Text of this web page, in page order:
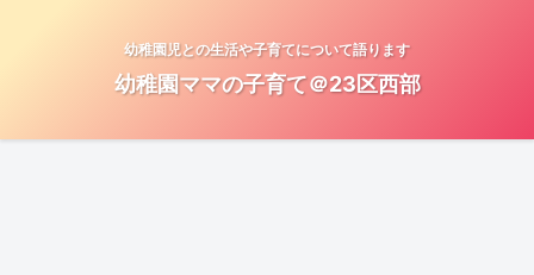
幼稚園児との生活や子育てについて語ります
幼稚園ママの子育て＠23区西部